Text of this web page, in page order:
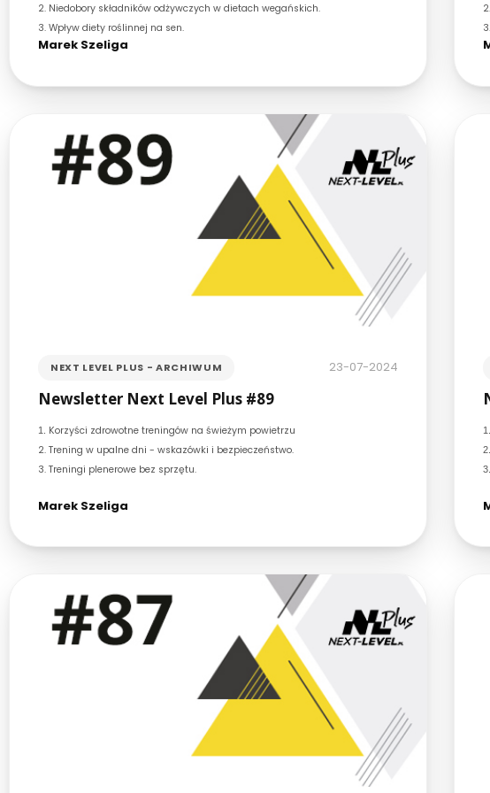
2. Niedobory składników odżywczych w dietach wegańskich.
3. Wpływ diety roślinnej na sen.
Marek Szeliga
NEXT LEVEL PLUS - ARCHIWUM 23-07-2024
Newsletter Next Level Plus #89
1. Korzyści zdrowotne treningów na świeżym powietrzu
2. Trening w upalne dni - wskazówki i bezpieczeństwo.
3. Treningi plenerowe bez sprzętu.
Marek Szeliga